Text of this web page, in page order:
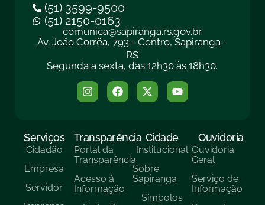
(51) 3599-9500
(51) 2150-0163
comunica@sapiranga.rs.gov.br
Av. João Corrêa, 793 - Centro, Sapiranga -
RS
Segunda a sexta, das 12h30 às 18h30.
Serviços
Cidadão
Empresa
Servidor
Transparência
Portal da
Transparência
Acesso à
Informação
Cidade
Institucional
Sobre
Sapiranga
Símbolos
Ouvidoria
Ouvidoria
Geral
Serviço de
Informação